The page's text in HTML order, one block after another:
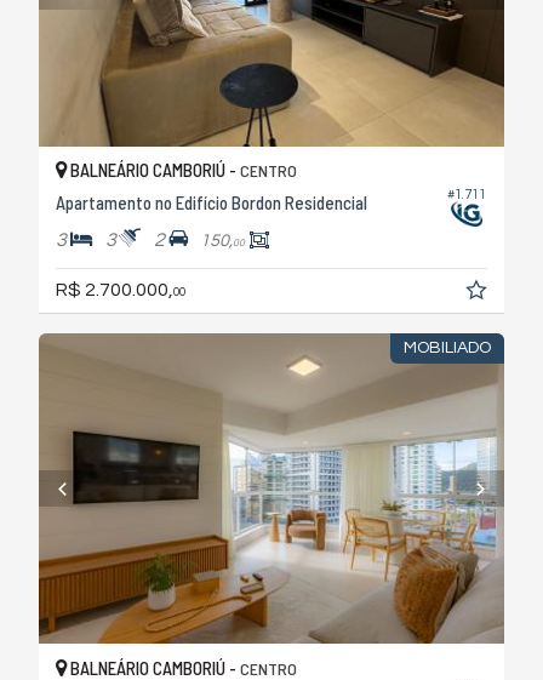
#1.711
BALNEÁRIO CAMBORIÚ - CENTRO
Apartamento no Edifício Bordon Residencial
3 3 2 150,00
R$ 2.700.000,00
MOBILIADO
BALNEÁRIO CAMBORIÚ - CENTRO